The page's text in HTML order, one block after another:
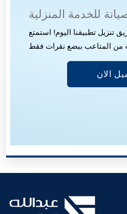
للخدمة المنزلية
تطبيقنا اليوم! استمتع
الان